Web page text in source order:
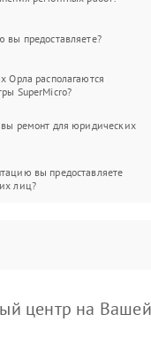
вы предоставляете?
Орла располагаются
SuperMicro?
ремонт для юридических
вы предоставляете
лиц?
центр на